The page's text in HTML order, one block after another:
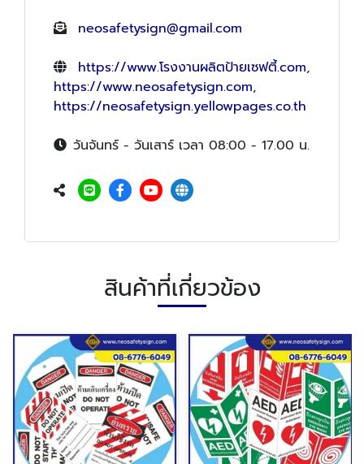
neosafetysign@gmail.com
https://www.โรงงานผลิตป้ายเซฟตี้.com,
https://www.neosafetysign.com,
https://neosafetysign.yellowpages.co.th
วันจันทร์ - วันเสาร์ เวลา 08:00 - 17.00 น.
สินค้าที่เกี่ยวข้อง